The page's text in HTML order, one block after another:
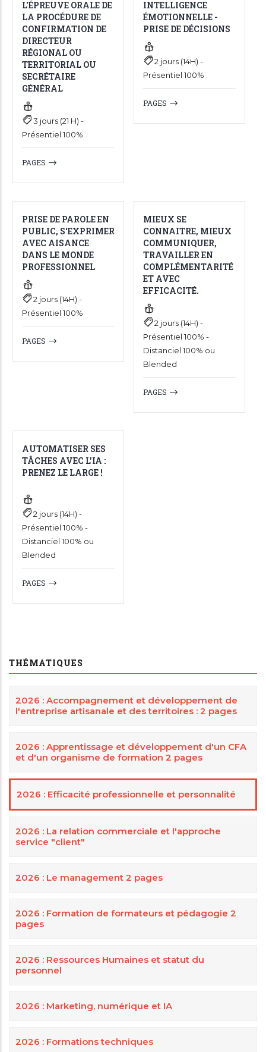
L'ÉPREUVE ORALE DE
LA PROCÉDURE DE
CONFIRMATION DE
DIRECTEUR
RÉGIONAL OU
TERRITORIAL OU
SECRÉTAIRE
GÉNÉRAL
3 jours (21 H) -
Présentiel 100%
PAGES
INTELLIGENCE
ÉMOTIONNELLE -
PRISE DE DÉCISIONS
2 jours (14H) -
Présentiel 100%
PAGES
PRISE DE PAROLE EN
PUBLIC, S‘EXPRIMER
AVEC AISANCE
DANS LE MONDE
PROFESSIONNEL
2 jours (14H) -
Présentiel 100%
PAGES
MIEUX SE
CONNAITRE, MIEUX
COMMUNIQUER,
TRAVAILLER EN
COMPLÉMENTARITÉ
ET AVEC
EFFICACITÉ.
2 jours (14H) -
Présentiel 100% -
Distanciel 100% ou
Blended
PAGES
AUTOMATISER SES
TÂCHES AVEC L'IA :
PRENEZ LE LARGE !
2 jours (14H) -
Présentiel 100% -
Distanciel 100% ou
Blended
PAGES
THÉMATIQUES
2026 : Accompagnement et développement de
l'entreprise artisanale et des territoires : 2 pages
2026 : Apprentissage et développement d'un CFA
et d'un organisme de formation 2 pages
2026 : Efficacité professionnelle et personnalité
2026 : La relation commerciale et l'approche
service "client"
2026 : Le management 2 pages
2026 : Formation de formateurs et pédagogie 2
pages
2026 : Ressources Humaines et statut du
personnel
2026 : Marketing, numérique et IA
2026 : Formations techniques